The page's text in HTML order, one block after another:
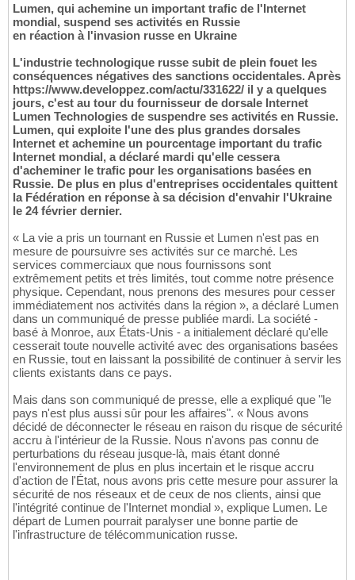
Lumen, qui achemine un important trafic de l'Internet
mondial, suspend ses activités en Russie
en réaction à l'invasion russe en Ukraine
L'industrie technologique russe subit de plein fouet les
conséquences négatives des sanctions occidentales. Après
https://www.developpez.com/actu/331622/ il y a quelques
jours, c'est au tour du fournisseur de dorsale Internet
Lumen Technologies de suspendre ses activités en Russie.
Lumen, qui exploite l'une des plus grandes dorsales
Internet et achemine un pourcentage important du trafic
Internet mondial, a déclaré mardi qu'elle cessera
d'acheminer le trafic pour les organisations basées en
Russie. De plus en plus d'entreprises occidentales quittent
la Fédération en réponse à sa décision d'envahir l'Ukraine
le 24 février dernier.
« La vie a pris un tournant en Russie et Lumen n'est pas en
mesure de poursuivre ses activités sur ce marché. Les
services commerciaux que nous fournissons sont
extrêmement petits et très limités, tout comme notre présence
physique. Cependant, nous prenons des mesures pour cesser
immédiatement nos activités dans la région », a déclaré Lumen
dans un communiqué de presse publiée mardi. La société -
basé à Monroe, aux États-Unis - a initialement déclaré qu'elle
cesserait toute nouvelle activité avec des organisations basées
en Russie, tout en laissant la possibilité de continuer à servir les
clients existants dans ce pays.
Mais dans son communiqué de presse, elle a expliqué que "le
pays n'est plus aussi sûr pour les affaires". « Nous avons
décidé de déconnecter le réseau en raison du risque de sécurité
accru à l'intérieur de la Russie. Nous n'avons pas connu de
perturbations du réseau jusque-là, mais étant donné
l'environnement de plus en plus incertain et le risque accru
d'action de l'État, nous avons pris cette mesure pour assurer la
sécurité de nos réseaux et de ceux de nos clients, ainsi que
l'intégrité continue de l'Internet mondial », explique Lumen. Le
départ de Lumen pourrait paralyser une bonne partie de
l'infrastructure de télécommunication russe.